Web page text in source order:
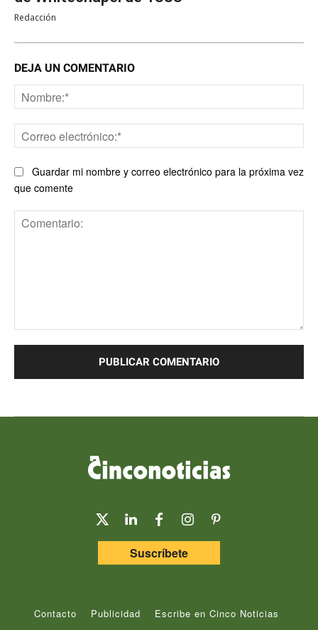
Redacción
DEJA UN COMENTARIO
Guardar mi nombre y correo electrónico para la próxima vez
que comente
Suscríbete
Contacto Publicidad
Escribe en Cinco Noticias